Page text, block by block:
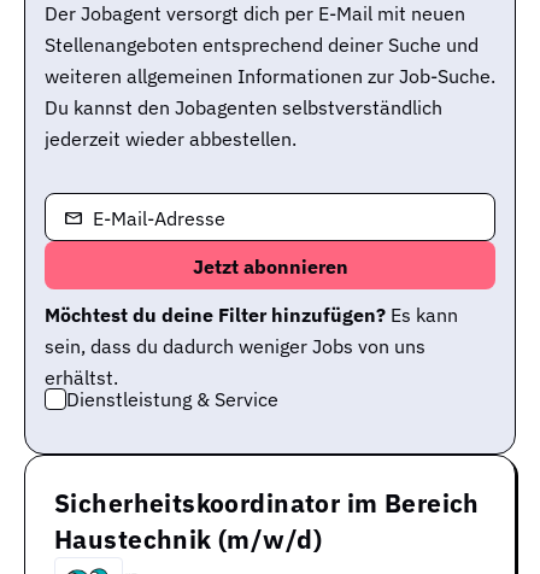
Der Jobagent versorgt dich per E-Mail mit neuen
Stellenangeboten entsprechend deiner Suche und
weiteren allgemeinen Informationen zur Job-Suche.
Du kannst den Jobagenten selbstverständlich
jederzeit wieder abbestellen.
E-Mail-Adresse
Möchtest du deine Filter hinzufügen? Es kann
sein, dass du dadurch weniger Jobs von uns
erhältst.
Dienstleistung & Service
Sicherheitskoordinator im Bereich
Haustechnik (m/w/d)